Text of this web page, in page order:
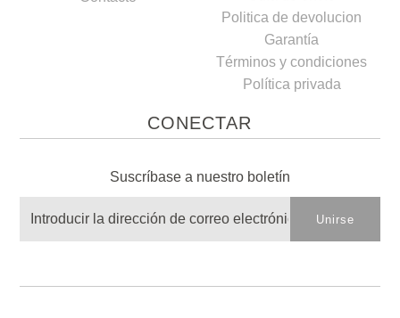
Politica de devolucion
Garantía
Términos y condiciones
Política privada
CONECTAR
Suscríbase a nuestro boletín